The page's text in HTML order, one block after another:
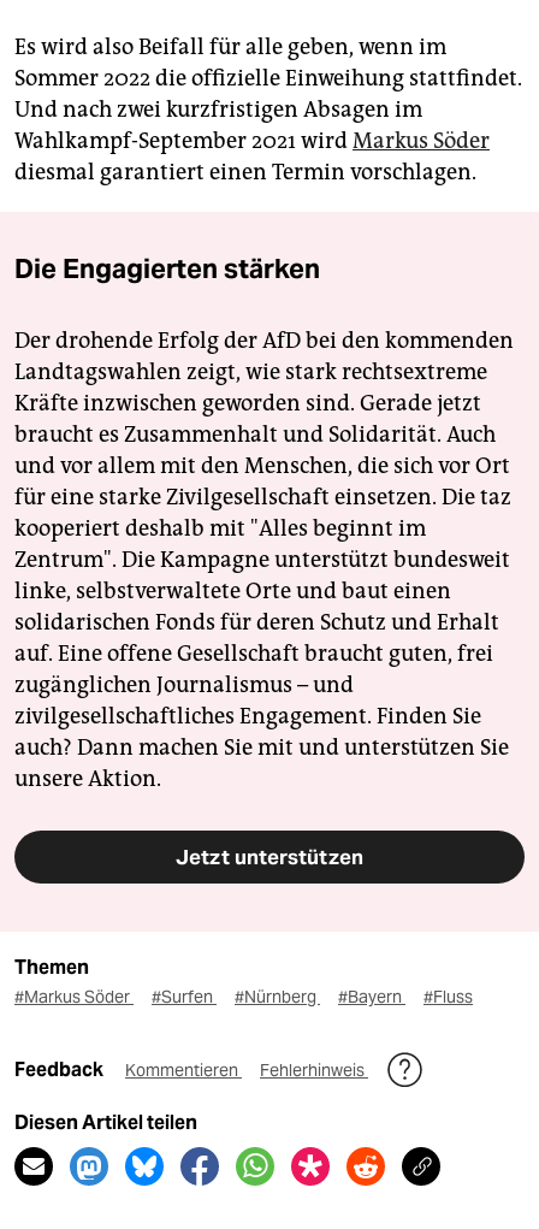
Es wird also Beifall für alle geben, wenn im
Sommer 2022 die offizielle Einweihung stattfindet.
Und nach zwei kurzfristigen Absagen im
Wahlkampf-September 2021 wirdMarkus Söder
diesmal garantiert einen Termin vorschlagen.
Die Engagierten stärken
Der drohende Erfolg der AfD bei den kommenden
Landtagswahlen zeigt, wie stark rechtsextreme
Kräfte inzwischen geworden sind. Gerade jetzt
braucht es Zusammenhalt und Solidarität. Auch
und vor allem mit den Menschen, die sich vor Ort
für eine starke Zivilgesellschaft einsetzen. Die taz
kooperiert deshalb mit "Alles beginnt im
Zentrum". Die Kampagne unterstützt bundesweit
linke, selbstverwaltete Orte und baut einen
solidarischen Fonds für deren Schutz und Erhalt
auf. Eine offene Gesellschaft braucht guten, frei
zugänglichen Journalismus – und
zivilgesellschaftliches Engagement. Finden Sie
auch? Dann machen Sie mit und unterstützen Sie
unsere Aktion.
Jetzt unterstützen
Themen
#Markus Söder #Surfen #Nürnberg #Bayern #Fluss
Feedback Kommentieren Fehlerhinweis
Diesen Artikel teilen